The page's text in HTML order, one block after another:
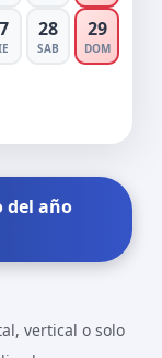
28
SAB
29
DOM
del año
vertical o solo